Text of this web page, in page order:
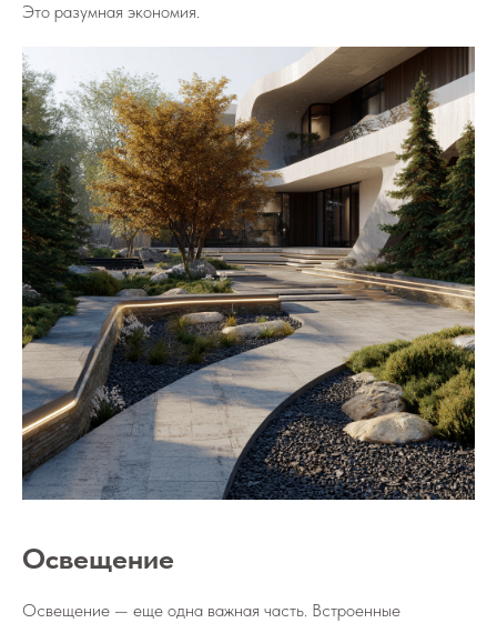
Это разумная экономия.
Освещение
Освещение — еще одна важная часть. Встроенные